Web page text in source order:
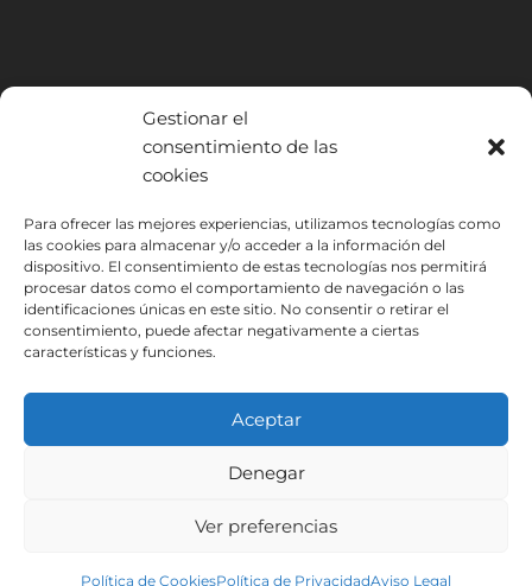
Gestionar el
consentimiento de las
cookies
Para ofrecer las mejores experiencias, utilizamos tecnologías como
las cookies para almacenar y/o acceder a la información del
dispositivo. El consentimiento de estas tecnologías nos permitirá
procesar datos como el comportamiento de navegación o las
identificaciones únicas en este sitio. No consentir o retirar el
consentimiento, puede afectar negativamente a ciertas
características y funciones.
Aceptar
Denegar
Ver preferencias
Política de CookiesPolítica de PrivacidadAviso Legal
INSTITUTO HISPANICO DE MURCIA, SOCIEDAD LIMITADA ha sido
beneficiario del Fondo Europeo de Desarrollo Regional cuyo objetivo
es mejorar el uso y la calidad de las tecnologías de la información y de
las comunicaciones y el acceso a las mismas y gracias al que ha
podido implantar las siguientes soluciones: Presencia web a través de
página propia. Esta acción ha tenido lugar durante 2020. Para ello ha
contado con el apoyo del programa TIC Cámaras de la Cámara de
Condiciones de Inscripción
Política de Cookies